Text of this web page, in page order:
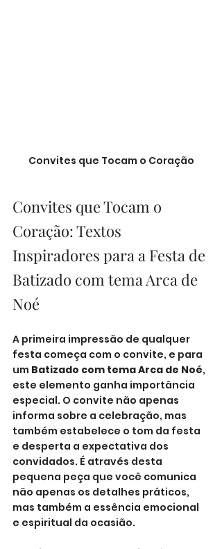
Convites que Tocam o Coração
Convites que Tocam o
Coração: Textos
Inspiradores para a Festa de
Batizado com tema Arca de
Noé
A primeira impressão de qualquer
festa começa com o convite, e para
um Batizado com tema Arca de Noé,
este elemento ganha importância
especial. O convite não apenas
informa sobre a celebração, mas
também estabelece o tom da festa
e desperta a expectativa dos
convidados. É através desta
pequena peça que você comunica
não apenas os detalhes práticos,
mas também a essência emocional
e espiritual da ocasião.